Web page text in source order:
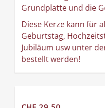
Grundplatte und die
Diese Kerze kann für
Geburtstag,
Jubiläum usw unter
bestellt werden!